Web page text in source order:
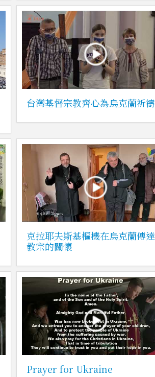
台灣基督宗教齊心為烏克蘭祈禱
克拉耶夫斯基樞機在烏克蘭傳達
教宗的關懷
Prayer for Ukraine